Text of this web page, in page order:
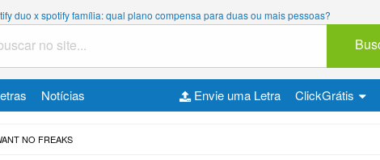
duo x spotify família: qual plano compensa para duas ou mais pessoas?
Notícias ClickGrátis
Envie uma Letra
NO FREAKS